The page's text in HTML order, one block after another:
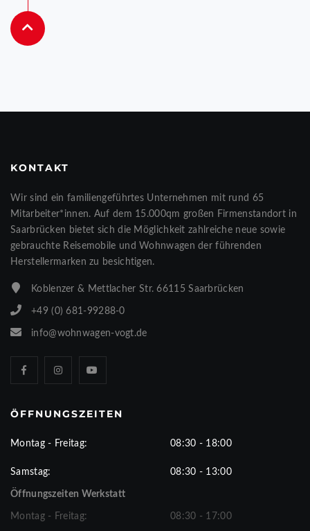
KONTAKT
Wir sind ein familiengeführtes Unternehmen mit rund 65
Mitarbeiter*innen. Auf dem 15.000qm großen Firmenstandort in
Saarbrücken bietet sich die Möglichkeit zahlreiche neue sowie
gebrauchte Reisemobile und Wohnwagen der führenden
Herstellermarken zu besichtigen.
Koblenzer & Mettlacher Str. 66115 Saarbrücken
+49 (0) 681-99288-0
info@wohnwagen-vogt.de
ÖFFNUNGSZEITEN
Montag - Freitag: 08:30 - 18:00
Samstag: 08:30 - 13:00
Öffnungszeiten Werkstatt
Montag - Freitag: 08:30 - 17:00